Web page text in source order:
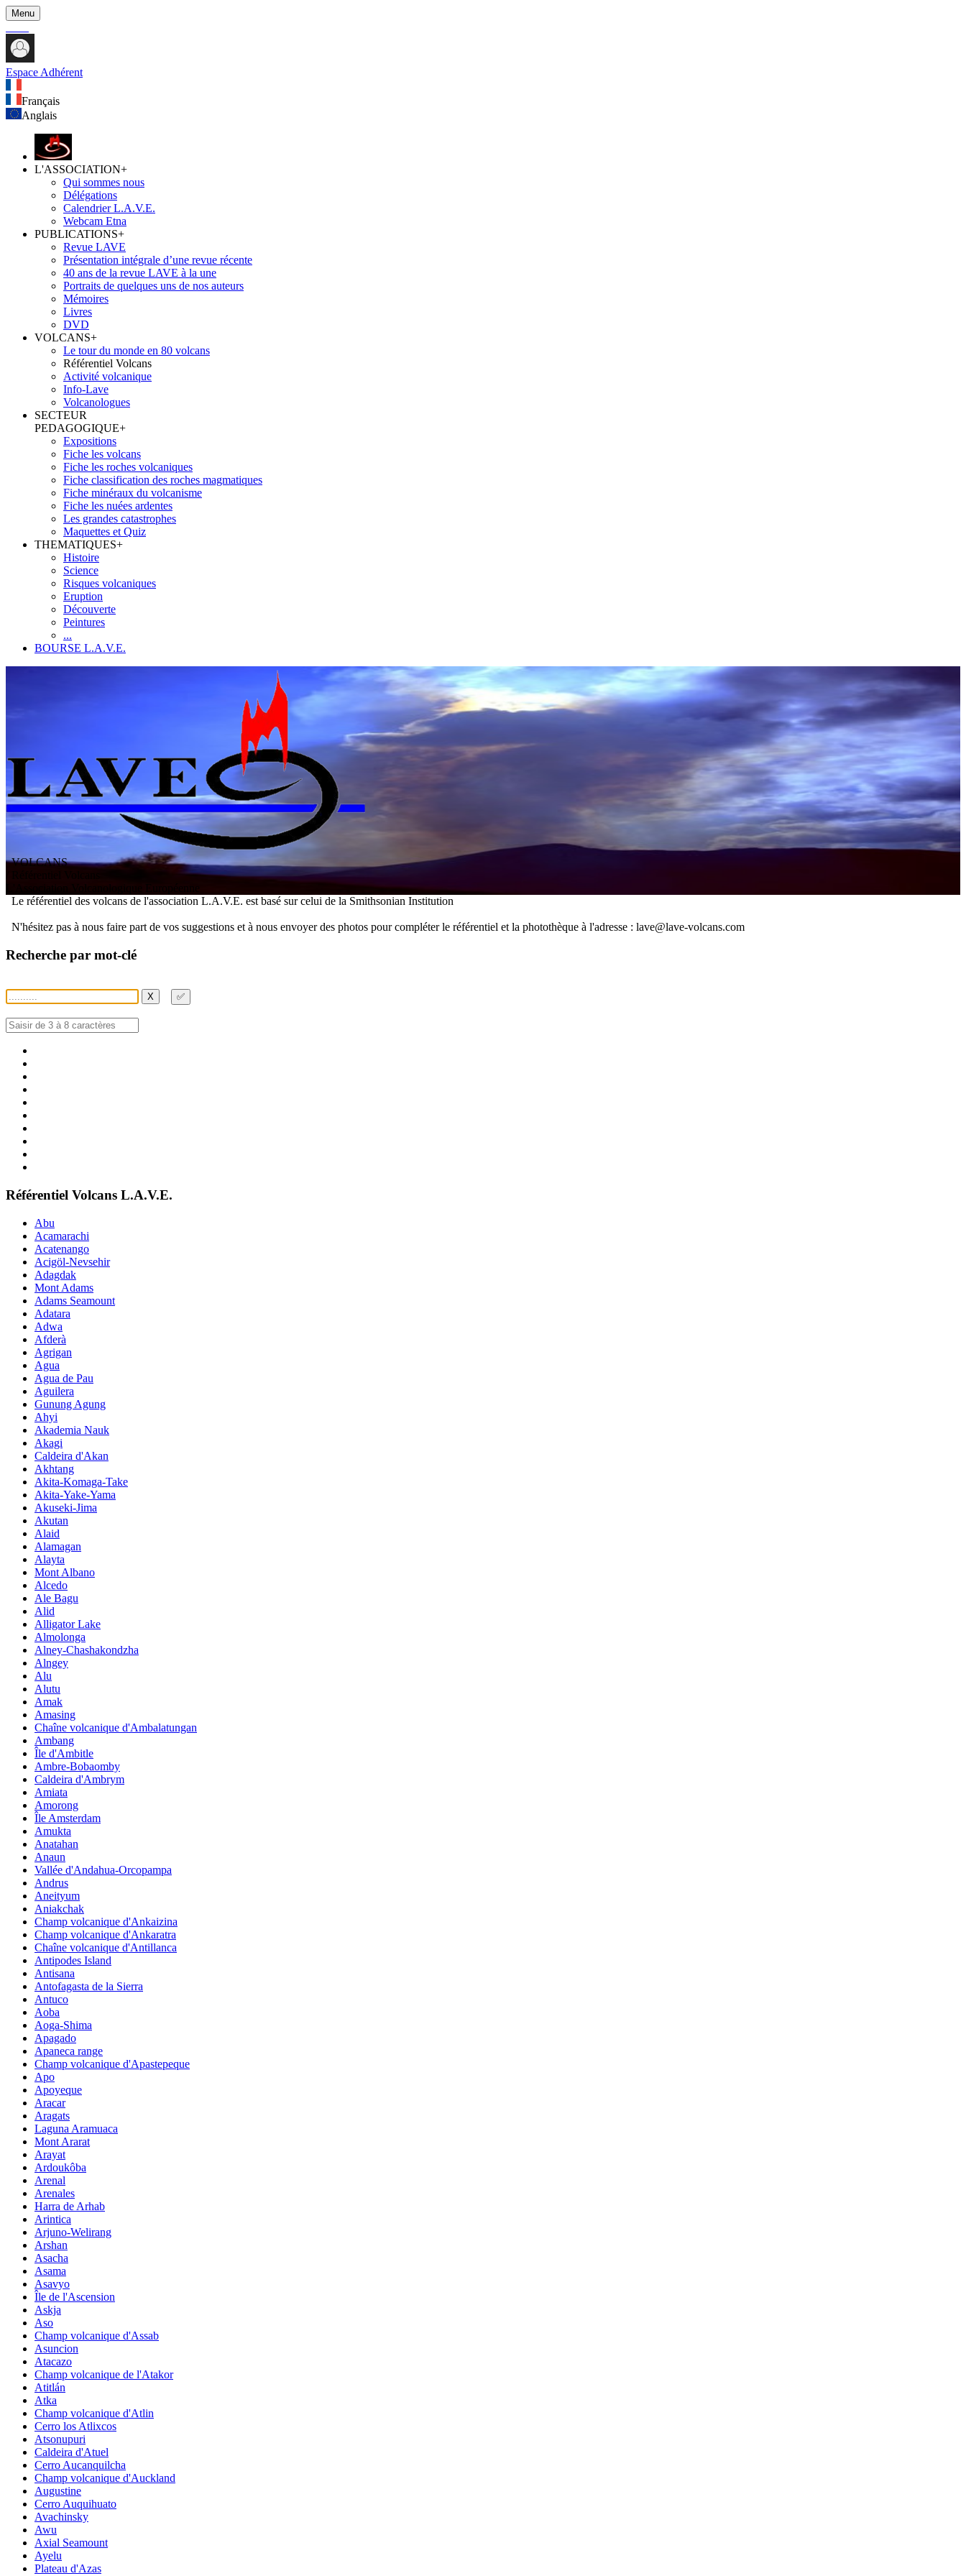
Menu
Espace Adhérent
Français
Anglais
L'ASSOCIATION+
Qui sommes nous
Délégations
Calendrier L.A.V.E.
Webcam Etna
PUBLICATIONS+
Revue LAVE
Présentation intégrale d’une revue récente
40 ans de la revue LAVE à la une
Portraits de quelques uns de nos auteurs
Mémoires
Livres
DVD
VOLCANS+
Le tour du monde en 80 volcans
Référentiel Volcans
Activité volcanique
Info-Lave
Volcanologues
SECTEUR
PEDAGOGIQUE+
Expositions
Fiche les volcans
Fiche les roches volcaniques
Fiche classification des roches magmatiques
Fiche minéraux du volcanisme
Fiche les nuées ardentes
Les grandes catastrophes
Maquettes et Quiz
THEMATIQUES+
Histoire
Science
Risques volcaniques
Eruption
Découverte
Peintures
...
BOURSE L.A.V.E.
VOLCANS
olcanologique
Le référentiel des volcans de l'association L.A.V.E. est basé sur celui de la Smithsonian Institution
N'hésitez pas à nous faire part de vos suggestions et à nous envoyer des photos pour compléter le référentiel et la photothèque à l'adresse : lave@lave-volcans.com
Recherche par mot-clé
X ✅
Référentiel Volcans L.A.V.E.
Abu
Acamarachi
Acatenango
Acigöl-Nevsehir
Adagdak
Mont Adams
Adams Seamount
Adatara
Adwa
Afderà
Agrigan
Agua
Agua de Pau
Aguilera
Gunung Agung
Ahyi
Akademia Nauk
Akagi
Caldeira d'Akan
Akhtang
Akita-Komaga-Take
Akita-Yake-Yama
Akuseki-Jima
Akutan
Alaid
Alamagan
Alayta
Mont Albano
Alcedo
Ale Bagu
Alid
Alligator Lake
Almolonga
Alney-Chashakondzha
Alngey
Alu
Alutu
Amak
Amasing
Chaîne volcanique d'Ambalatungan
Ambang
Île d'Ambitle
Ambre-Bobaomby
Caldeira d'Ambrym
Amiata
Amorong
Île Amsterdam
Amukta
Anatahan
Anaun
Vallée d'Andahua-Orcopampa
Andrus
Aneityum
Aniakchak
Champ volcanique d'Ankaizina
Champ volcanique d'Ankaratra
Chaîne volcanique d'Antillanca
Antipodes Island
Antisana
Antofagasta de la Sierra
Antuco
Aoba
Aoga-Shima
Apagado
Apaneca range
Champ volcanique d'Apastepeque
Apo
Apoyeque
Aracar
Aragats
Laguna Aramuaca
Mont Ararat
Arayat
Ardoukôba
Arenal
Arenales
Harra de Arhab
Arintica
Arjuno-Welirang
Arshan
Asacha
Asama
Asavyo
Île de l'Ascension
Askja
Aso
Champ volcanique d'Assab
Asuncion
Atacazo
Champ volcanique de l'Atakor
Atitlán
Atka
Champ volcanique d'Atlin
Cerro los Atlixcos
Atsonupuri
Caldeira d'Atuel
Cerro Aucanquilcha
Champ volcanique d'Auckland
Augustine
Cerro Auquihuato
Avachinsky
Awu
Axial Seamount
Ayelu
Plateau d'Azas